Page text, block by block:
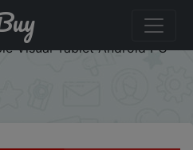
New Lenovo Xiaoxin Pad
Screen 10200mAh
Visual Tablet Android PC